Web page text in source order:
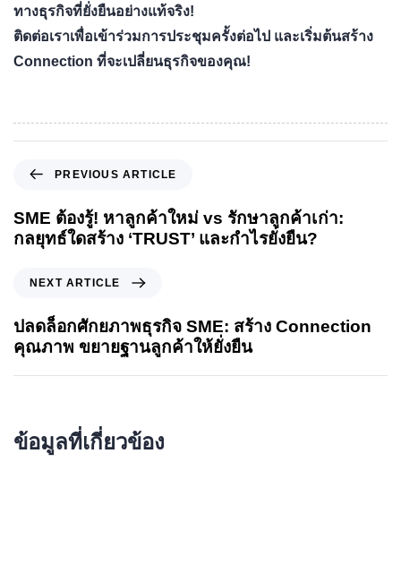
ทางธุรกิจที่ยั่งยืนอย่างแท้จริง!
ติดต่อเราเพื่อเข้าร่วมการประชุมครั้งต่อไป และเริ่มต้นสร้าง
Connection ที่จะเปลี่ยนธุรกิจของคุณ!
PREVIOUS ARTICLE
SME ต้องรู้! หาลูกค้าใหม่ vs รักษาลูกค้าเก่า:
กลยุทธ์ใดสร้าง ‘TRUST’ และกำไรยั่งยืน?
NEXT ARTICLE
ปลดล็อกศักยภาพธุรกิจ SME: สร้าง Connection
คุณภาพ ขยายฐานลูกค้าให้ยั่งยืน
ข้อมูลที่เกี่ยวข้อง